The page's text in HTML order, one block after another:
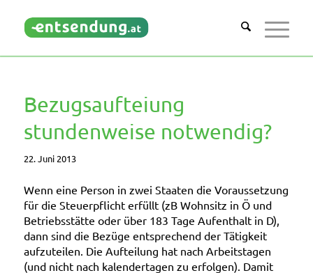
Bezugsaufteiung
stundenweise notwendig?
22. Juni 2013
Wenn eine Person in zwei Staaten die Voraussetzung
für die Steuerpflicht erfüllt (zB Wohnsitz in Ö und
Betriebsstätte oder über 183 Tage Aufenthalt in D),
dann sind die Bezüge entsprechend der Tätigkeit
aufzuteilen. Die Aufteilung hat nach Arbeitstagen
(und nicht nach kalendertagen zu erfolgen). Damit